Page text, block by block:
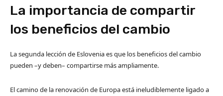
La importancia de compartir
los beneficios del cambio
La segunda lección de Eslovenia es que los beneficios del cambio
pueden –y deben– compartirse más ampliamente.
El camino de la renovación de Europa está ineludiblemente ligado a